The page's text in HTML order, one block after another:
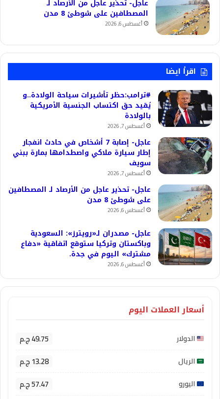
عاجل- تحذير عاجل من الأرصاد لـ
المصطافين على شوطئ 8 مدن
أغسطس 6, 2026
اقرأ ايضا
#ترامب:حظر تأشيرات سياحة الولادة..و
يُقيد حق اكتساب الجنسية الأمريكية
بالولادة
أغسطس 7, 2026
عاجل- إصابة 7 أشخاص في حادث انفجار
إطار سيارة ملاكي واصطدامها بمارة ببني
سويف
أغسطس 7, 2026
عاجل- تحذير عاجل من الأرصاد لـ المصطافين
على شوطئ 8 مدن
أغسطس 6, 2026
عاجل- مصدران لـ«رويترز»: السعودية
وباكستان وتركيا ستوقع اتفاقية «دفاع
مشترك» اليوم في جدة.
أغسطس 6, 2026
أسعار العملات اليوم
الدولار 49.75 ج.م
الريال 13.28 ج.م
اليورو 57.47 ج.م